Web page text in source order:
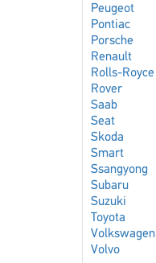
Peugeot
Pontiac
Porsche
Renault
Rolls-Royce
Rover
Saab
Seat
Skoda
Smart
Ssangyong
Subaru
Suzuki
Toyota
Volkswagen
Volvo